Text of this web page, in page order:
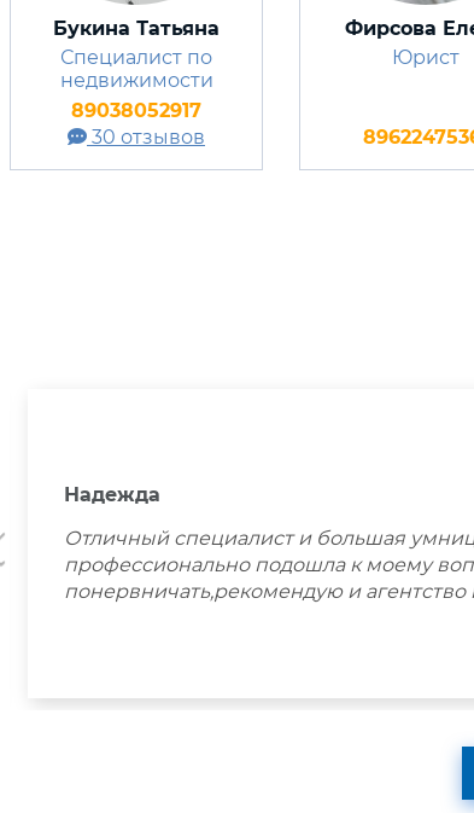
Букина Татьяна
Специалист по
недвижимости
89038052917
30 отзывов
Фирсова
Юрист
Надежда
Отличный специалист и большая
профессионально подошла к моему
понервничать,рекомендую и агентство